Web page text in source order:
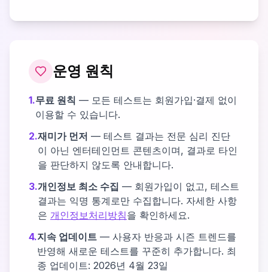
운영 원칙
1.무료 원칙 — 모든 테스트는 회원가입·결제 없이
이용할 수 있습니다.
2.재미가 먼저 — 테스트 결과는 전문 심리 진단
이 아닌 엔터테인먼트 콘텐츠이며, 결과로 타인
을 판단하지 않도록 안내합니다.
3.개인정보 최소 수집 — 회원가입이 없고, 테스트
결과는 익명 통계로만 수집합니다. 자세한 사항
은 개인정보처리방침을 확인하세요.
4.지속 업데이트 — 사용자 반응과 시즌 트렌드를
반영해 새로운 테스트를 꾸준히 추가합니다. 최
종 업데이트: 2026년 4월 23일